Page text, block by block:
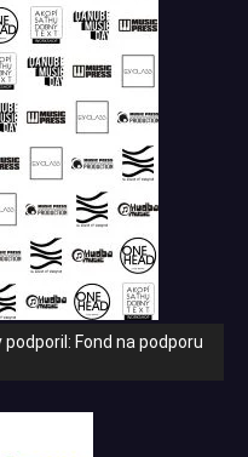
Fond na podporu